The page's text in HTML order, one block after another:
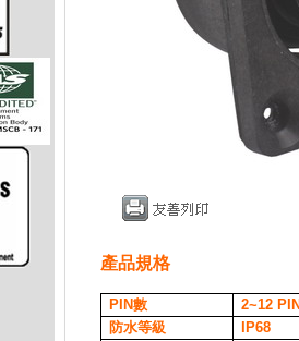
產品規格
PIN數 2~12
防水等級
IP68